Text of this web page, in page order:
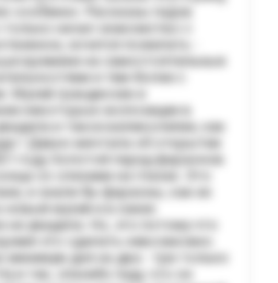
особенно. Рассказы гидов
начал знакомство с
хочется пожелать -
времени на самостоятельные
и тем-более с
Музей грандиозен и
некоторые экспозиции в
и такое великолепие, как
! Давно мечтала об открытии
году Золотой парад фараонов
со слезами на глазах. Это
и знали бы фараоны, как их
музей и в каких
не увидела. Но, это потому что
это сделать невозможно.
минимум дня на два - три только
и так, спасибо гиду, что он